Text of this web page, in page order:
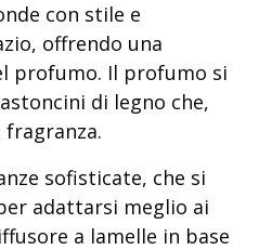
con stile e
offrendo una
profumo. Il profumo si
di legno che,
sofisticate, che si
adattarsi meglio ai
a lamelle in base